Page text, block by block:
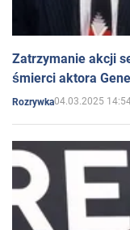
Zatrzymanie akcji
śmierci aktora
Rozrywka04.03.2025